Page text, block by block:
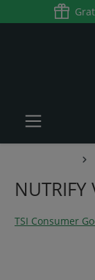
springen
TSI Consumer
Bildergalerie